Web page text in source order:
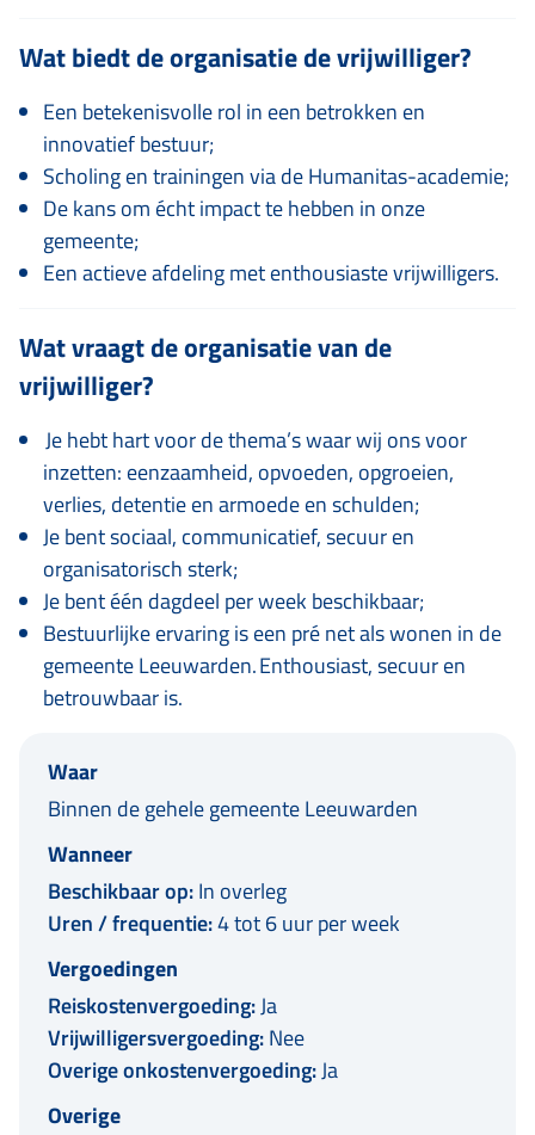
Wat biedt de organisatie de vrijwilliger?
Een betekenisvolle rol in een betrokken en
innovatief bestuur;
Scholing en trainingen via de Humanitas-academie;
De kans om écht impact te hebben in onze
gemeente;
Een actieve afdeling met enthousiaste vrijwilligers.
Wat vraagt de organisatie van de
vrijwilliger?
Je hebt hart voor de thema’s waar wij ons voor
inzetten: eenzaamheid, opvoeden, opgroeien,
verlies, detentie en armoede en schulden;
Je bent sociaal, communicatief, secuur en
organisatorisch sterk;
Je bent één dagdeel per week beschikbaar;
Bestuurlijke ervaring is een pré net als wonen in de
gemeente Leeuwarden. Enthousiast, secuur en
betrouwbaar is.
Waar
Binnen de gehele gemeente Leeuwarden
Wanneer
Beschikbaar op:In overleg
Uren / frequentie:4 tot 6 uur per week
Vergoedingen
Reiskostenvergoeding:Ja
Vrijwilligersvergoeding:Nee
Overige onkostenvergoeding:Ja
Overige